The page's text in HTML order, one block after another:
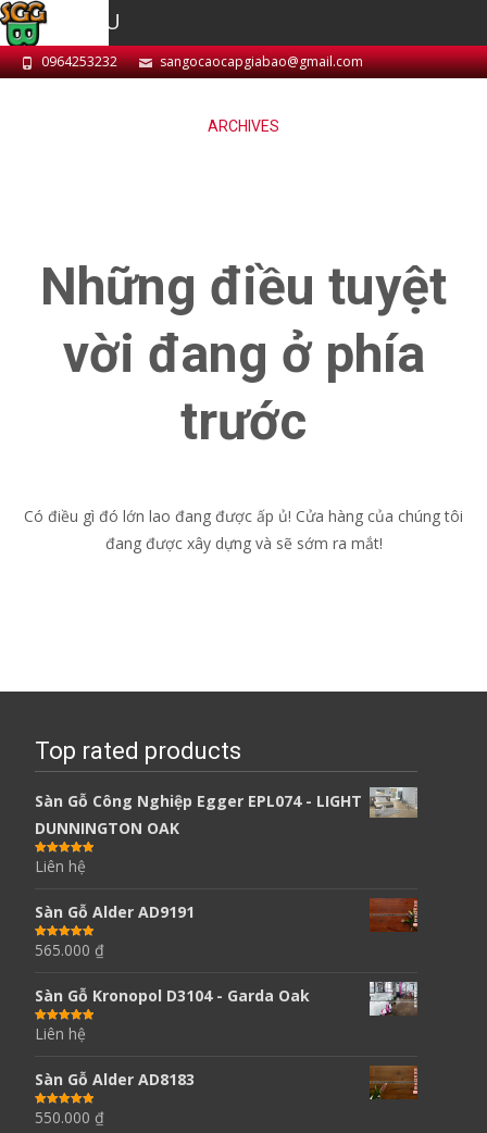
0964253232 sangocaocapgiabao@gmail.com
ARCHIVES
Những điều tuyệt
vời đang ở phía
trước
Có điều gì đó lớn lao đang được ấp ủ! Cửa hàng của chúng tôi
đang được xây dựng và sẽ sớm ra mắt!
Top rated products
Sàn Gỗ Công Nghiệp Egger EPL074 - LIGHT
DUNNINGTON OAK
Được xếp
hạng 5.00 5
Liên hệ
Sàn Gỗ Alder AD9191
Được xếp
hạng5.005
565.000 ₫
Sàn Gỗ Kronopol D3104 - Garda Oak
Được xếp
hạng 5.00 5
Liên hệ
Sàn Gỗ Alder AD8183
Được xếp
hạng5.005
550.000 ₫
MENU